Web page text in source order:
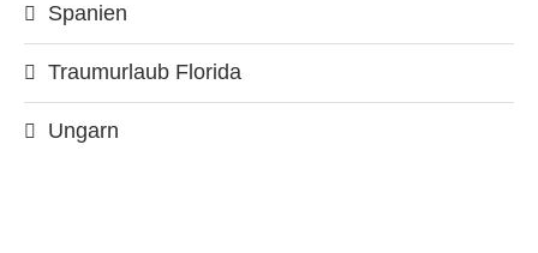
Spanien
Traumurlaub Florida
Ungarn